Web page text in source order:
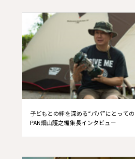
子どもとの絆を深める“パパ”にとって
PAN畑山護之編集長インタビュー